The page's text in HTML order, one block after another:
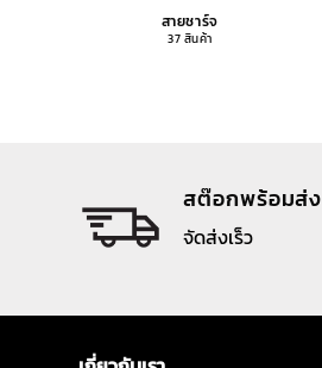
สายชาร์จ
37 สินค้า
สต๊อกพร้อมส่ง
จัดส่งเร็ว